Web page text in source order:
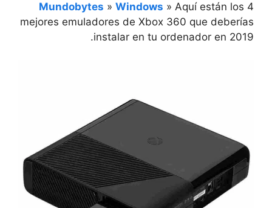
Mundobytes»Windows»Aquí están los 4
mejores emuladores de Xbox 360 que deberías
instalar en tu ordenador en 2019.